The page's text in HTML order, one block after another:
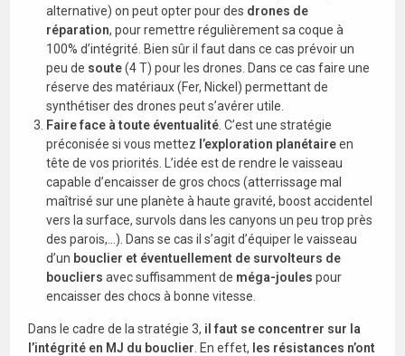
alternative) on peut opter pour des drones de
réparation, pour remettre régulièrement sa coque à
100% d’intégrité. Bien sûr il faut dans ce cas prévoir un
peu de soute(4 T) pour les drones. Dans ce cas faire une
réserve des matériaux (Fer, Nickel) permettant de
synthétiser des drones peut s’avérer utile.
Faire face à toute éventualité . C’est une stratégie
préconisée si vous mettez l’exploration planétaireen
tête de vos priorités. L’idée est de rendre le vaisseau
capable d’encaisser de gros chocs (atterrissage mal
maîtrisé sur une planète à haute gravité, boost accidentel
vers la surface, survols dans les canyons un peu trop près
des parois,…). Dans se cas il s’agit d’équiper le vaisseau
d’un bouclier et éventuellement de survolteurs de
boucliers avec suffisamment de méga-joules pour
encaisser des chocs à bonne vitesse.
Dans le cadre de la stratégie 3, il faut se concentrer sur la
l’intégrité en MJ du bouclier . En effet, les résistances n’ont